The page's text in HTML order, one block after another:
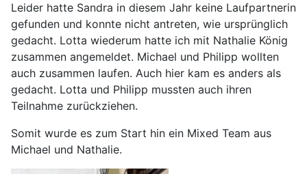
Leider hatte Sandra in diesem Jahr keine Laufpartnerin
gefunden und konnte nicht antreten, wie ursprünglich
gedacht. Lotta wiederum hatte ich mit Nathalie König
zusammen angemeldet. Michael und Philipp wollten
auch zusammen laufen. Auch hier kam es anders als
gedacht. Lotta und Philipp mussten auch ihren
Teilnahme zurückziehen.
Somit wurde es zum Start hin ein Mixed Team aus
Michael und Nathalie.